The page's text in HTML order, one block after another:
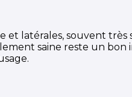
et latérales, souvent
saine reste un bon